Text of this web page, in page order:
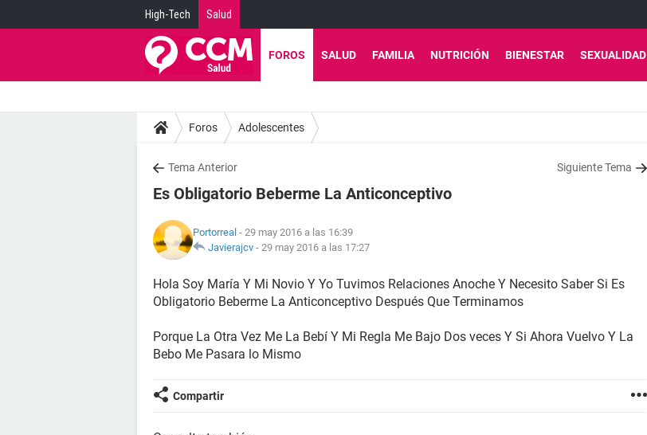
High-Tech Salud
FOROS SALUD FAMILIA NUTRICIÓN BIENESTAR SEXUALIDAD
Foros Adolescentes
Tema Anterior Siguiente Tema
Es Obligatorio Beberme La Anticonceptivo
Portorreal - 29 may 2016 a las 16:39
Javierajcv - 29 may 2016 a las 17:27
Hola Soy María Y Mi Novio Y Yo Tuvimos Relaciones Anoche Y Necesito Saber Si Es
Obligatorio Beberme La Anticonceptivo Después Que Terminamos
Porque La Otra Vez Me La Bebí Y Mi Regla Me Bajo Dos veces Y Si Ahora Vuelvo Y La
Bebo Me Pasara lo Mismo
Compartir